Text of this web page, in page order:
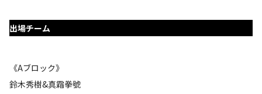
出場チーム
《Aブロック》
鈴木秀樹&真霜拳號